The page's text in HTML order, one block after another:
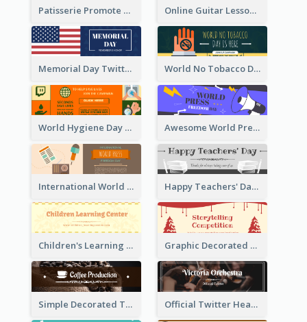
Patisserie Promote Twitter Header Online Guitar Lesson Twitter Header
Memorial Day Twitter Header With Flag World No Tobacco Day Twitter Header
World Hygiene Day Promotion Twitter Header Awesome World Press Freedom Day Twitter Header
International World Press Freedom Day Twitter Header Happy Teachers' Day Twitter Header With Decorations Of Books
Children's Learning Center Twitter Header In Orange Colour Tone Graphic Decorated Twitter Header About Storytelling Competition
Simple Decorated Twitter Header About Coffee Official Twitter Header Of Orchestra